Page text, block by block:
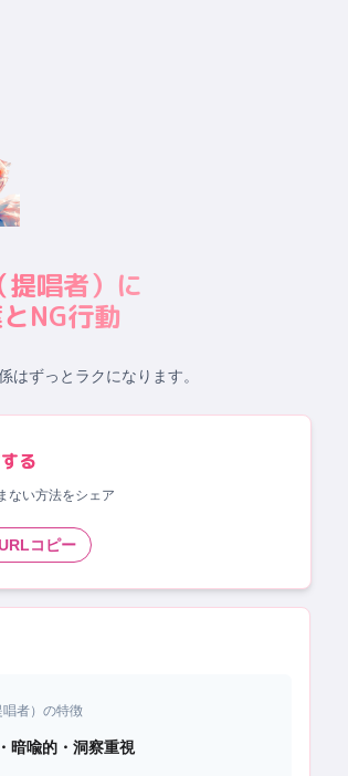
提唱者）に
NG行動
はずっとラクになります。
る
ない方法をシェア
コピー
唱者）の特徴
暗喩的・洞察重視